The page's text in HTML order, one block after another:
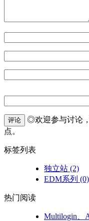
评论
◎欢迎参与讨论
点。
标签列表
独立站 (2)
EDM系列 (0)
热门阅读
Multilogin、